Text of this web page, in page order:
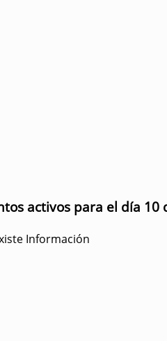
activos para el día 10
Información